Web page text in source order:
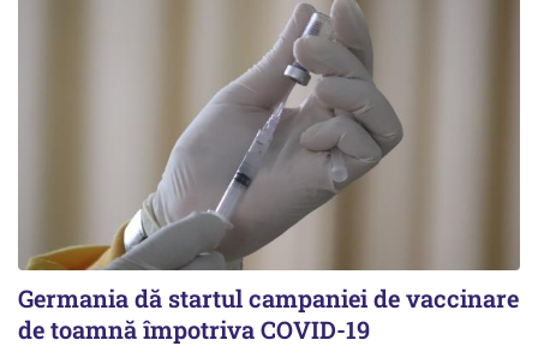
Germania dă startul campaniei de vaccinare
de toamnă împotriva COVID-19